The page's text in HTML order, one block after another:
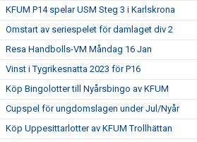
KFUM P14 spelar USM Steg 3 i Karlskrona
Omstart av seriespelet för damlaget div 2
Resa Handbolls-VM Måndag 16 Jan
Vinst i Tygrikesnatta 2023 för P16
Köp Bingolotter till Nyårsbingo av KFUM
Cupspel för ungdomslagen under Jul/Nyår
Köp Uppesittarlotter av KFUM Trollhättan